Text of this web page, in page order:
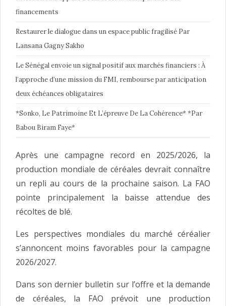
financements
Restaurer le dialogue dans un espace public fragilisé Par
Lansana Gagny Sakho
Le Sénégal envoie un signal positif aux marchés financiers : À
l’approche d’une mission du FMI, rembourse par anticipation
deux échéances obligataires
*Sonko, Le Patrimoine Et L’épreuve De La Cohérence* *Par
Babou Biram Faye*
Après une campagne record en 2025/2026, la
production mondiale de céréales devrait connaître
un repli au cours de la prochaine saison. La FAO
pointe principalement la baisse attendue des
récoltes de blé.
Les perspectives mondiales du marché céréalier
s’annoncent moins favorables pour la campagne
2026/2027.
Dans son dernier bulletin sur l’offre et la demande
de céréales, la FAO prévoit une production